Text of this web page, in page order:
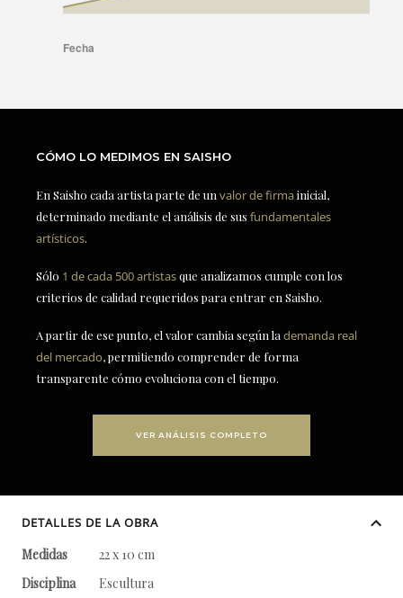
CÓMO LO MEDIMOS EN SAISHO
En Saisho cada artista parte de un valor de firmainicial,
determinado mediante el análisis de sus fundamentales
artísticos.
Sólo 1 de cada 500 artistasque analizamos cumple con los
criterios de calidad requeridos para entrar en Saisho.
A partir de ese punto, el valor cambia según la demanda real
del mercado, permitiendo comprender de forma
transparente cómo evoluciona con el tiempo.
VER ANÁLISIS COMPLETO
DETALLES DE LA OBRA
Medidas
22 x 10 cm
Disciplina
Escultura